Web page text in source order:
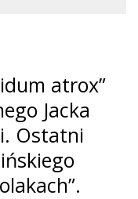
atrox”
Jacka
Ostatni